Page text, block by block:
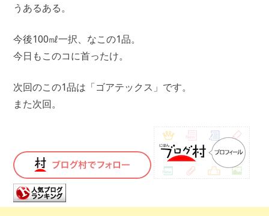
うあるある。
今後100㎖一択、なこの1品。
今日もこのコに首ったけ。
次回のこの1品は「ゴアテックス」です。
また次回。